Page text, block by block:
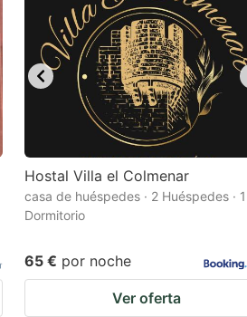
Hostal Villa el Colmenar
casa de huéspedes · 2 Huéspedes · 1
Dormitorio
65 € por noche
Ver oferta